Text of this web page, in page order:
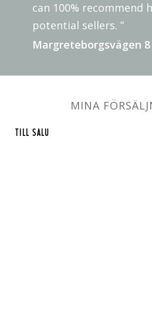
can 100% recommend
potential sellers. ”
Margreteborgsvägen 8
MINA
TILL SALU